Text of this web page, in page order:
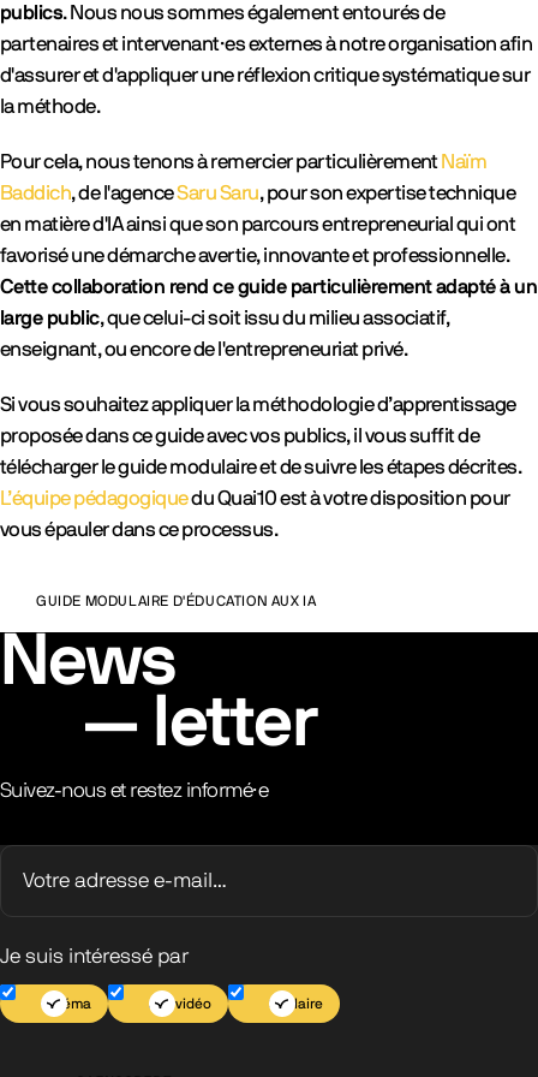
publics. Nous nous sommes également entourés de
partenaires et intervenant·es externes à notre organisation afin
d'assurer et d'appliquer une réflexion critique systématique sur
la méthode.
Pour cela, nous tenons à remercier particulièrement Naïm
Baddich, de l'agenceSaru Saru, pour son expertise technique
en matière d'IA ainsi que son parcours entrepreneurial qui ont
favorisé une démarche avertie, innovante et professionnelle.
Cette collaboration rend ce guide particulièrement adapté à un
large public, que celui-ci soit issu du milieu associatif,
enseignant, ou encore de l'entrepreneuriat privé.
Si vous souhaitez appliquer la méthodologie d’apprentissage
proposée dans ce guide avec vos publics, il vous suffit de
télécharger le guide modulaire et de suivre les étapes décrites.
L’équipe pédagogiquedu Quai10 est à votre disposition pour
vous épauler dans ce processus.
GUIDE MODULAIRE D'ÉDUCATION AUX IA
News
letter
Suivez-nous et restez informé·e
Je suis intéressé par
Cinéma Jeu vidéo Scolaire